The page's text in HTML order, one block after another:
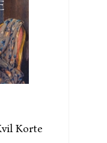
Korte